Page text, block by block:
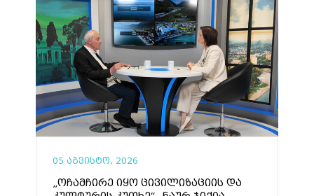
05 აგვისტო, 2026
„ოჩამჩირე იყო ცივილიზაციის და